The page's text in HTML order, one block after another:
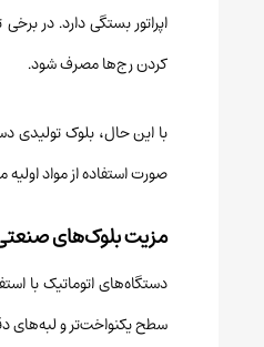
اپراتور بستگی دارد. در
کردن رج‌ها مصرف شود.
با این حال، بلوک تولیدی
صورت استفاده از مواد
مزیت بلوک‌های
دستگاه‌های اتوماتیک با
سطح یکنواخت‌تر و لبه‌های